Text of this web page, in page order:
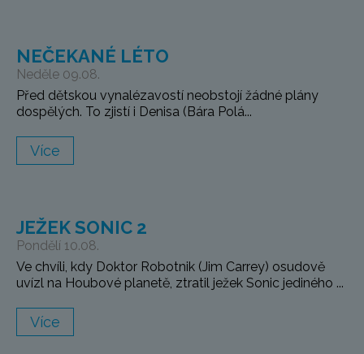
NEČEKANÉ LÉTO
Neděle 09.08.
Před dětskou vynalézavostí neobstojí žádné plány
dospělých. To zjistí i Denisa (Bára Polá...
Více
JEŽEK SONIC 2
Pondělí 10.08.
Ve chvíli, kdy Doktor Robotnik (Jim Carrey) osudově
uvízl na Houbové planetě, ztratil ježek Sonic jediného ...
Více